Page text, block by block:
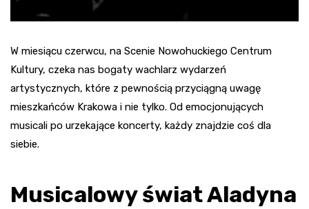
W miesiącu czerwcu, na Scenie Nowohuckiego Centrum
Kultury, czeka nas bogaty wachlarz wydarzeń
artystycznych, które z pewnością przyciągną uwagę
mieszkańców Krakowa i nie tylko. Od emocjonujących
musicali po urzekające koncerty, każdy znajdzie coś dla
siebie.
Musicalowy świat Aladyna